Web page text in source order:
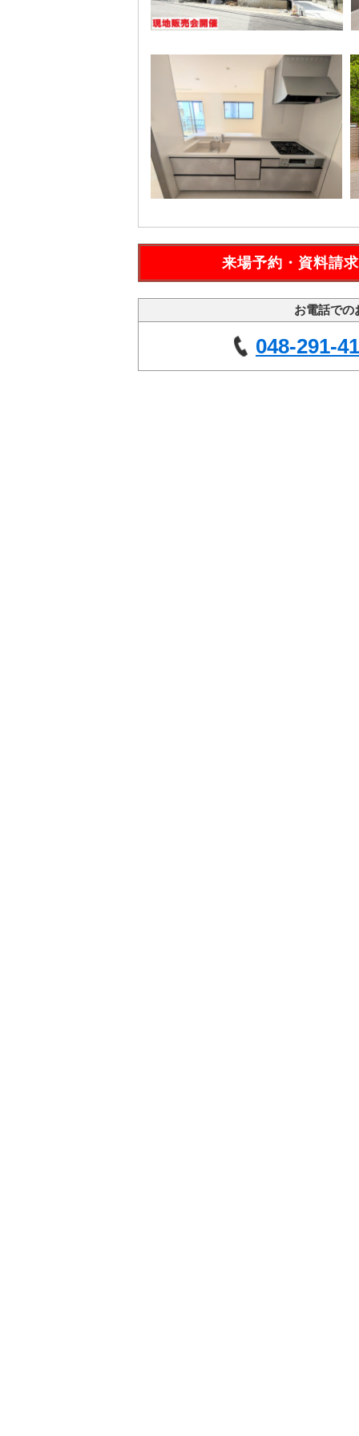
来場予約・資料請求
お電話での
048-291-